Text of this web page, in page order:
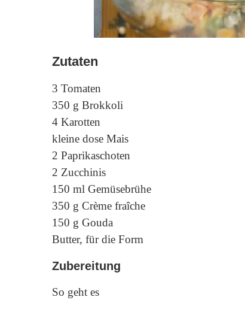
Zutaten
3 Tomaten
350 g Brokkoli
4 Karotten
kleine dose Mais
2 Paprikaschoten
2 Zucchinis
150 ml Gemüsebrühe
350 g Crème fraîche
150 g Gouda
Butter, für die Form
Zubereitung
So geht es